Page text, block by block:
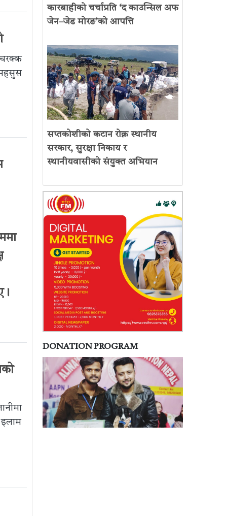
कारबाहीको चर्चाप्रति ‘द काउन्सिल अफ
जेन–जेड मोरङ’को आपत्ति
सप्तकोशीको कटान रोक्न स्थानीय
सरकार, सुरक्षा निकाय र
स्थानीयवासीको संयुक्त अभियान
DONATION PROGRAM